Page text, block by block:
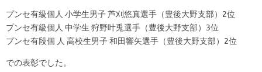
プンセ有級個人 小学生男子 芦刈悠真選手（豊後大野支部）2位
プンセ有級個人 中学生 狩野叶兎選手（豊後大野支部）3位
プンセ有段個 人 高校生男子 和田響矢選手（豊後大野支部）2位
での表彰でした。